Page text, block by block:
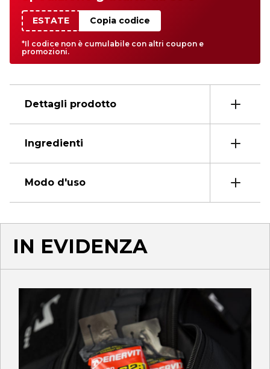
ESTATE Copia codice
*Il codice non è cumulabile con altri coupon e
promozioni.
Dettagli prodotto
Ingredienti
Modo d'uso
IN EVIDENZA